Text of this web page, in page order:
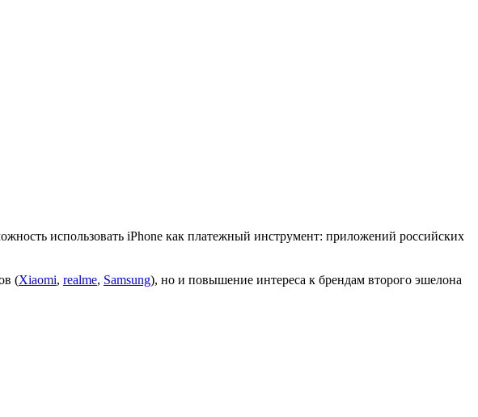
использовать iPhone как платежный инструмент: приложений российских
(Xiaomi, realme, Samsung), но и повышение интереса к брендам второго эшелона